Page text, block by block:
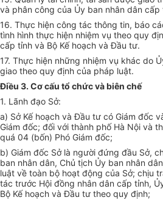
và phân công của Ủy ban nhân dân cấp
16. Thực hiện công tác thông tin, báo
tình hình thực hiện nhiệm vụ theo quy
cấp tỉnh và Bộ Kế hoạch và Đầu tư.
17. Thực hiện những nhiệm vụ khác do
giao theo quy định của pháp luật.
Điều 3. Cơ cấu tổ chức và biên chế
1. Lãnh đạo Sở:
a) Sở Kế hoạch và Đầu tư có Giám đốc
Giám đốc; đối với thành phố Hà Nội và
quá 04 (bốn) Phó Giám đốc;
b) Giám đốc Sở là người đứng đầu Sở,
ban nhân dân, Chủ tịch Ủy ban nhân
luật về toàn bộ hoạt động của Sở; chịu
tác trước Hội đồng nhân dân cấp tỉnh,
Bộ Kế hoạch và Đầu tư theo quy định;